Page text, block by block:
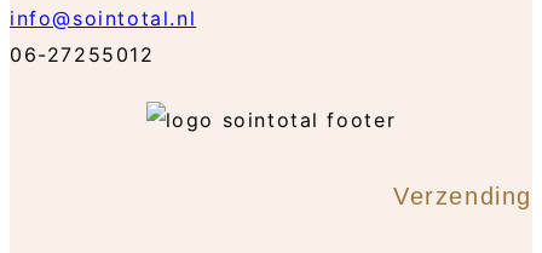
info@sointotal.nl
06-27255012
Verzending